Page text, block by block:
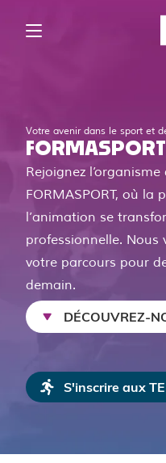
Votre avenir dans le sport et
Rejoignez
FORMASPORT, où la
l’animation se
professionnelle. Nous
votre parcours pour
demain.
DÉCOUVREZ-
S'inscrire aux